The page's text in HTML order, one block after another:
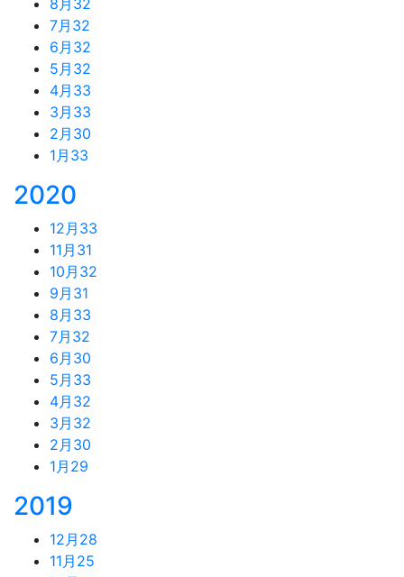
7月 32
6月 32
5月 32
4月 33
3月 33
2月 30
1月 33
2020
12月 33
11月 31
10月 32
9月 31
8月 33
7月 32
6月 30
5月 33
4月 32
3月 32
2月 30
1月 29
2019
12月 28
11月 25